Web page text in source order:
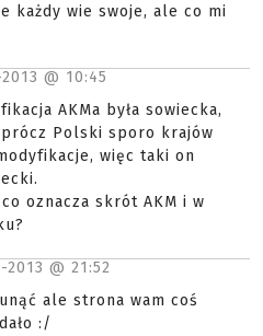
każdy wie swoje, ale co mi
@ 10:45
AKMa była sowiecka,
Polski sporo krajów
więc taki on
oznacza skrót AKM i w
2013 @ 21:52
ale strona wam coś
:/